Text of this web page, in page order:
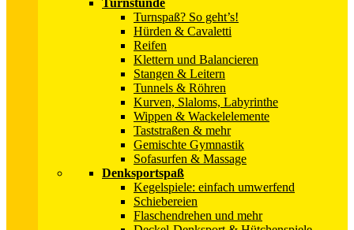
Turnstunde
Turnspaß? So geht’s!
Hürden & Cavaletti
Reifen
Klettern und Balancieren
Stangen & Leitern
Tunnels & Röhren
Kurven, Slaloms, Labyrinthe
Wippen & Wackelelemente
Taststraßen & mehr
Gemischte Gymnastik
Sofasurfen & Massage
Denksportspaß
Kegelspiele: einfach umwerfend
Schiebereien
Flaschendrehen und mehr